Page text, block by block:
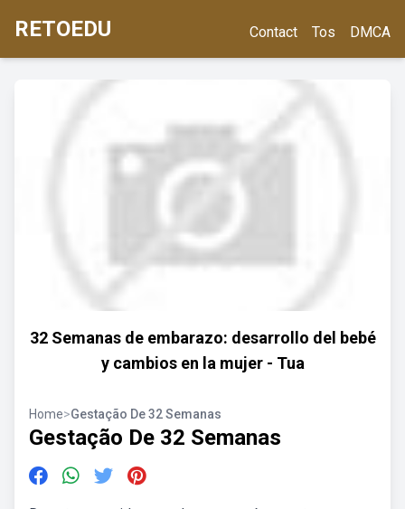
RETOEDU Contact Tos DMCA
32 Semanas de embarazo: desarrollo del bebé
y cambios en la mujer - Tua
Home>Gestação De 32 Semanas
Gestação De 32 Semanas